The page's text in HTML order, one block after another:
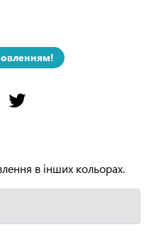
в інших кольорах.